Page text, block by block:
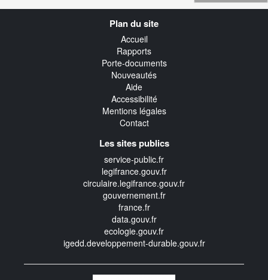
Plan du site
Accueil
Rapports
Porte-documents
Nouveautés
Aide
Accessibilité
Mentions légales
Contact
Les sites publics
service-public.fr
legifrance.gouv.fr
circulaire.legifrance.gouv.fr
gouvernement.fr
france.fr
data.gouv.fr
ecologie.gouv.fr
igedd.developpement-durable.gouv.fr